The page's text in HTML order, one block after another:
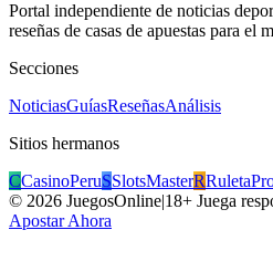
Portal independiente de noticias
reseñas de casas de apuestas para el
Secciones
NoticiasGuíasReseñasAnálisis
Sitios hermanos
CCasinoPeruSSlotsMasterR
© 2026 JuegosOnline|18+ Juega
Apostar Ahora